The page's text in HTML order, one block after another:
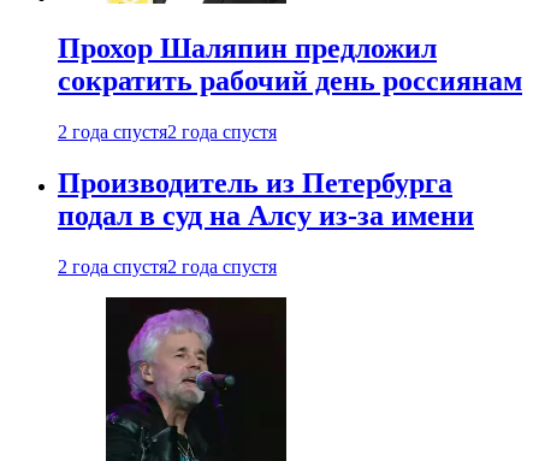
Прохор Шаляпин предложил
сократить рабочий день россиянам
2 года спустя2 года спустя
Производитель из Петербурга
подал в суд на Алсу из-за имени
2 года спустя2 года спустя